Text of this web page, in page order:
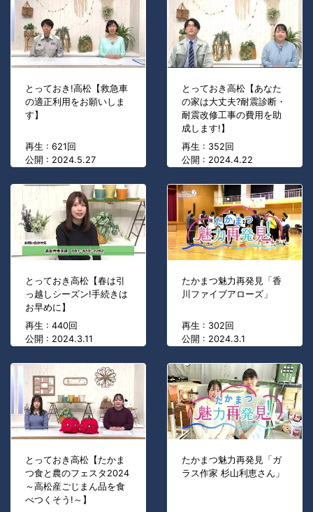
とっておき!高松【救急車
の適正利用をお願いしま
す】
再生 : 621回
公開 : 2024.5.27
とっておき高松【あなた
の家は大丈夫?耐震診断・
耐震改修工事の費用を助
成します!】
再生 : 352回
公開 : 2024.4.22
とっておき高松【春は引
っ越しシーズン!手続きは
お早めに】
再生 : 440回
公開 : 2024.3.11
たかまつ魅力再発見「香
川ファイブアローズ」
再生 : 302回
公開 : 2024.3.1
とっておき高松【たかま
つ食と農のフェスタ2024
～高松産ごじまん品を食
べつくそう!～】
たかまつ魅力再発見「ガ
ラス作家 杉山利恵さん」